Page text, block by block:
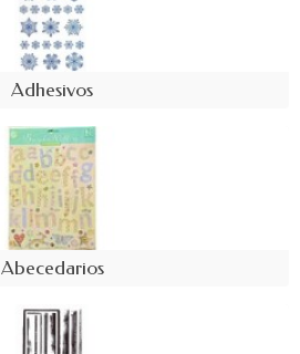
Adhesivos
Abecedarios